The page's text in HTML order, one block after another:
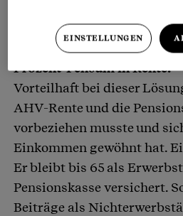
60. Altersjahr jedes Jahr um
dieses Jahres geht er mit 65
Prozent-Pensum in Rente.
Vorteilhaft bei dieser
AHV-Rente und die
vorbeziehen musste und
Einkommen gewöhnt hat.
Er bleibt bis 65 als
Pensionskasse versichert.
Beiträge als
EINSTELLUNGEN